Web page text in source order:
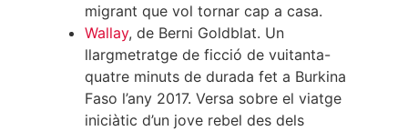
migrant que vol tornar cap a casa.
Wallay, de Berni Goldblat. Un
llargmetratge de ficció de vuitanta-
quatre minuts de durada fet a Burkina
Faso l’any 2017. Versa sobre el viatge
iniciàtic d’un jove rebel des dels